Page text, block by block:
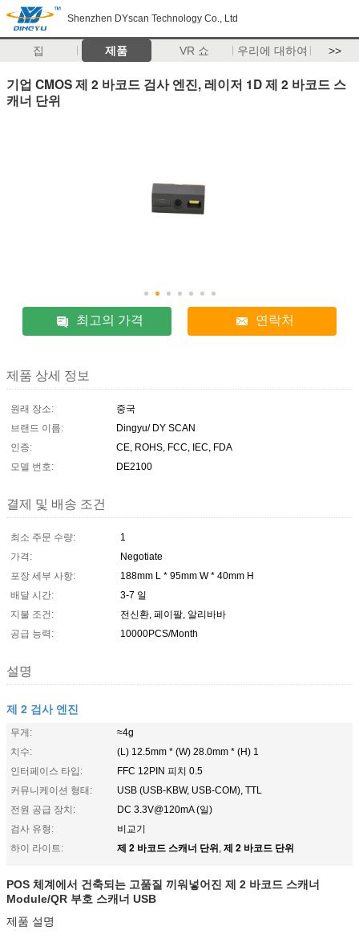
Shenzhen DYscan Technology Co., Ltd
집 제품 VR 쇼 우리에 대하여 >>
기업 CMOS 제 2 바코드 검사 엔진, 레이저 1D 제 2 바코드 스
캐너 단위
최고의 가격 연락처
제품 상세 정보
원래 장소:
중국
브랜드 이름:
Dingyu/ DY SCAN
인증:
CE, ROHS, FCC, IEC, FDA
모델 번호:
DE2100
결제 및 배송 조건
최소 주문 수량:
1
가격:
Negotiate
포장 세부 사항:
188mm L * 95mm W * 40mm H
배달 시간:
3-7 일
지불 조건:
전신환, 페이팔, 알리바바
공급 능력:
10000PCS/Month
설명
제 2 검사 엔진
무게:
≈4g
치수:
(L) 12.5mm * (W) 28.0mm * (H) 1
인터페이스 타입:
FFC 12PIN 피치 0.5
커뮤니케이션 형태:
USB (USB-KBW, USB-COM), TTL
전원 공급 장치:
DC 3.3V@120mA (일)
검사 유형:
비교기
하이 라이트:
제 2 바코드 스캐너 단위, 제 2 바코드 단위
POS 체계에서 건축되는 고품질 끼워넣어진 제 2 바코드 스캐너
Module/QR 부호 스캐너 USB
제품 설명